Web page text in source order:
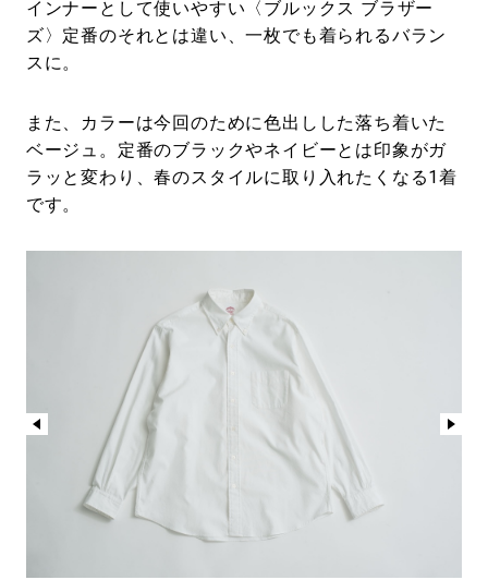
インナーとして使いやすい〈ブルックス ブラザー
ズ〉定番のそれとは違い、一枚でも着られるバラン
スに。
また、カラーは今回のために色出しした落ち着いた
ベージュ。定番のブラックやネイビーとは印象がガ
ラッと変わり、春のスタイルに取り入れたくなる1着
です。